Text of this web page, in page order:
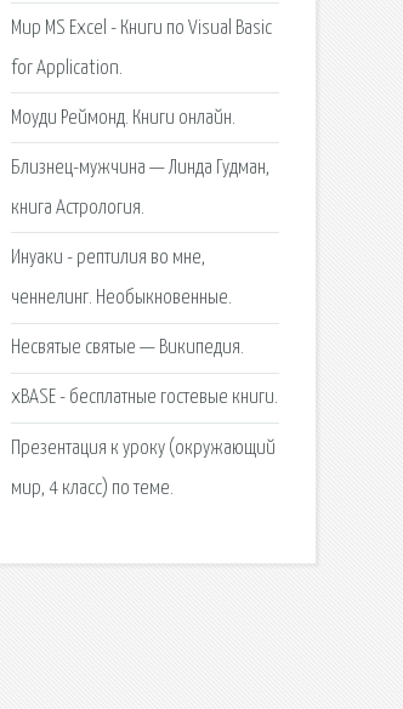
Мир MS Excel - Книги по Visual Basic
for Application.
Моуди Реймонд. Книги онлайн.
Близнец-мужчина — Линда Гудман,
книга Астрология.
Инуаки - рептилия во мне,
ченнелинг. Необыкновенные.
Несвятые святые — Википедия.
xBASE - бесплатные гостевые книги.
Презентация к уроку (окружающий
мир, 4 класс) по теме.